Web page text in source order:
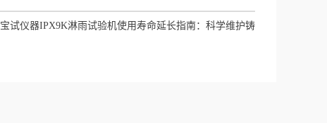
宝试仪器IPX9K淋雨试验机使用寿命延长指南：科学维护铸